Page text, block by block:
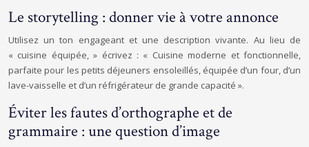
Le storytelling : donner vie à votre annonce
Utilisez un ton engageant et une description vivante. Au lieu de
« cuisine équipée, » écrivez : « Cuisine moderne et fonctionnelle,
parfaite pour les petits déjeuners ensoleillés, équipée d’un four, d’un
lave-vaisselle et d’un réfrigérateur de grande capacité ».
Éviter les fautes d’orthographe et de
grammaire : une question d’image